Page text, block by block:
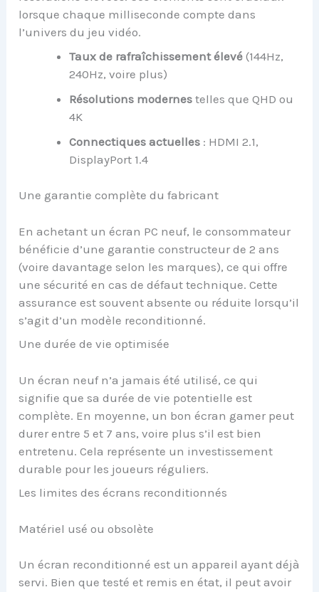
lorsque chaque milliseconde compte dans
l’univers du jeu vidéo.
Taux de rafraîchissement élevé (144Hz,
240Hz, voire plus)
Résolutions modernes telles que QHD ou
4K
Connectiques actuelles : HDMI 2.1,
DisplayPort 1.4
Une garantie complète du fabricant
En achetant un écran PC neuf, le consommateur
bénéficie d’une garantie constructeur de 2 ans
(voire davantage selon les marques), ce qui offre
une sécurité en cas de défaut technique. Cette
assurance est souvent absente ou réduite lorsqu’il
s’agit d’un modèle reconditionné.
Une durée de vie optimisée
Un écran neuf n’a jamais été utilisé, ce qui
signifie que sa durée de vie potentielle est
complète. En moyenne, un bon écran gamer peut
durer entre 5 et 7 ans, voire plus s’il est bien
entretenu. Cela représente un investissement
durable pour les joueurs réguliers.
Les limites des écrans reconditionnés
Matériel usé ou obsolète
Un écran reconditionné est un appareil ayant déjà
servi. Bien que testé et remis en état, il peut avoir